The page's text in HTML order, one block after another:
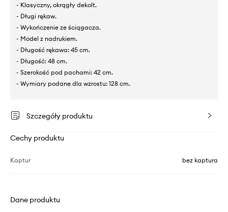
- Klasyczny, okrągły dekolt.
- Długi rękaw.
- Wykończenie ze ściągacza.
- Model z nadrukiem.
- Długość rękawa: 45 cm.
- Długość: 48 cm.
- Szerokość pod pachami: 42 cm.
- Wymiary podane dla wzrostu: 128 cm.
Szczegóły produktu
Cechy produktu
Kaptur bez kaptura
Dane produktu